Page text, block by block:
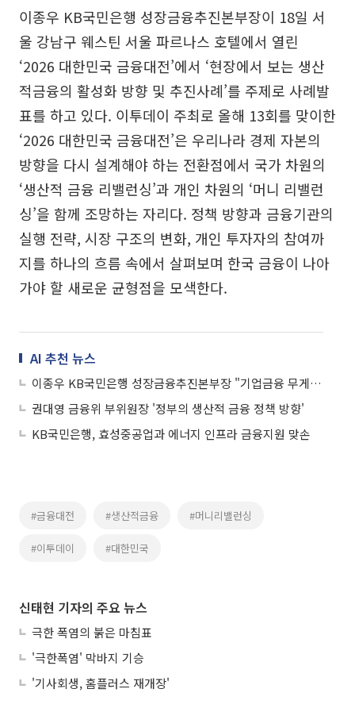
이종우 KB국민은행 성장금융추진본부장이 18일 서
울 강남구 웨스틴 서울 파르나스 호텔에서 열린
‘2026 대한민국 금융대전’에서 ‘현장에서 보는 생산
적금융의 활성화 방향 및 추진사례’를 주제로 사례발
표를 하고 있다. 이투데이 주최로 올해 13회를 맞이한
‘2026 대한민국 금융대전’은 우리나라 경제 자본의
방향을 다시 설계해야 하는 전환점에서 국가 차원의
‘생산적 금융 리밸런싱’과 개인 차원의 ‘머니 리밸런
싱’을 함께 조망하는 자리다. 정책 방향과 금융기관의
실행 전략, 시장 구조의 변화, 개인 투자자의 참여까
지를 하나의 흐름 속에서 살펴보며 한국 금융이 나아
가야 할 새로운 균형점을 모색한다.
AI 추천 뉴스
이종우 KB국민은행 성장금융추진본부장 "기업금융 무게중심, 기술력·성장가치로 옮겨야"
권대영 금융위 부위원장 '정부의 생산적 금융 정책 방향'
KB국민은행, 효성중공업과 에너지 인프라 금융지원 맞손
#금융대전 #생산적금융 #머니리밸런싱
#이투데이 #대한민국
신태현 기자의 주요 뉴스
극한 폭염의 붉은 마침표
'극한폭염' 막바지 기승
'기사회생, 홈플러스 재개장'